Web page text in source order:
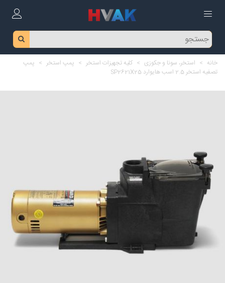
خانه > استخر، سونا و جکوزی > کلیه تجهیزات استخر > پمپ استخر > پمپ
تصفیه استخر 2.5 اسب هایوارد SP2621X25